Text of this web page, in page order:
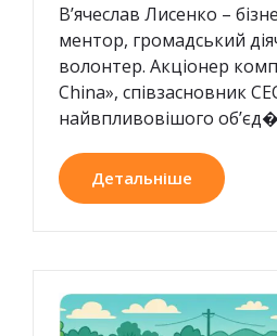
В’ячеслав Лисенко –
ментор, громадський
волонтер. Акціонер
China», співзасновник
найвпливовішого
Детальніше